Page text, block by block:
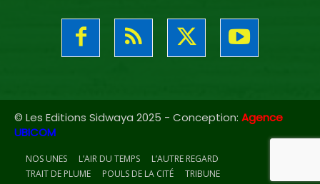
© Les Editions Sidwaya 2025 - Conception: Agence
UBICOM
NOS UNES L’AIR DU TEMPS
L’AUTRE REGARD
TRAIT DE PLUME
POULS DE LA CITÉ TRIBUNE